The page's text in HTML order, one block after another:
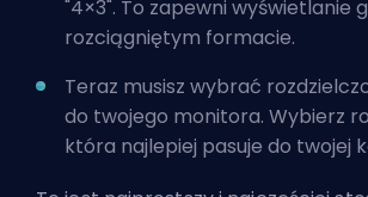
"4×3". To zapewni wyświetlanie
rozciągniętym formacie.
Teraz musisz wybrać
do twojego monitora. Wybierz
która najlepiej pasuje do twojej